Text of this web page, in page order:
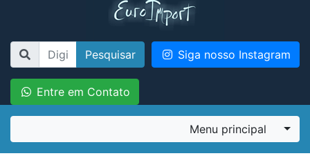
Pesquisar Siga nosso Instagram
Entre em Contato
Menu principal